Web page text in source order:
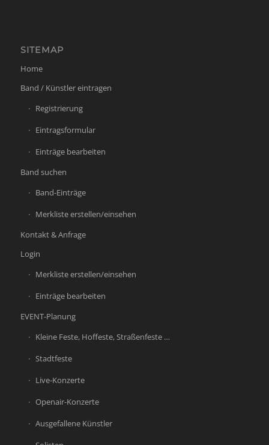
SITEMAP
Home
Band / Künstler eintragen
Registrierung
Eintragsformular
Einträge bearbeiten
Band suchen
Band-Einträge
Merkliste erstellen/einsehen
Kontakt & Anfrage
Login
Merkliste erstellen/einsehen
Einträge bearbeiten
EVENT-Planung
Kleine Feste, Hoffeste, Straßenfeste …
Stadtfeste
Live-Konzerte
Openair-Konzerte
Ausgefallene Künstler